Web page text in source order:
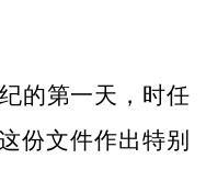
的第一天，时任
份文件作出特别